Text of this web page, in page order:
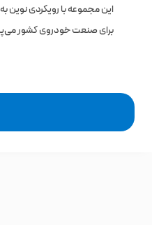
این مجموعه با رویکردی نوین
برای صنعت خودروی کشور